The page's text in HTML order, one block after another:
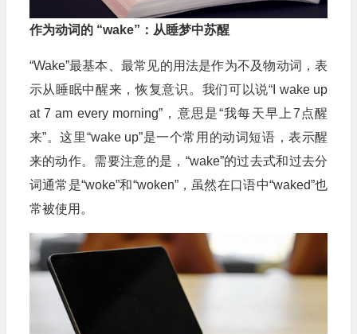
作为动词的 “wake”：从睡梦中苏醒
“Wake”最基本、最常见的用法是作为不及物动词，表
示从睡眠中醒来，恢复意识。我们可以说“I wake up
at 7 am every morning”，意思是“我每天早上7点醒
来”。这里“wake up”是一个常用的动词短语，表示醒
来的动作。需要注意的是，“wake”的过去式和过去分
词通常是“woke”和“woken”，虽然在口语中“waked”也
常被使用。